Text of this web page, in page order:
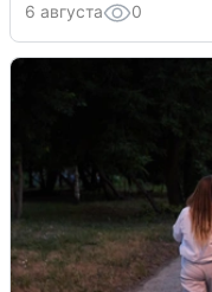
6 августа 0